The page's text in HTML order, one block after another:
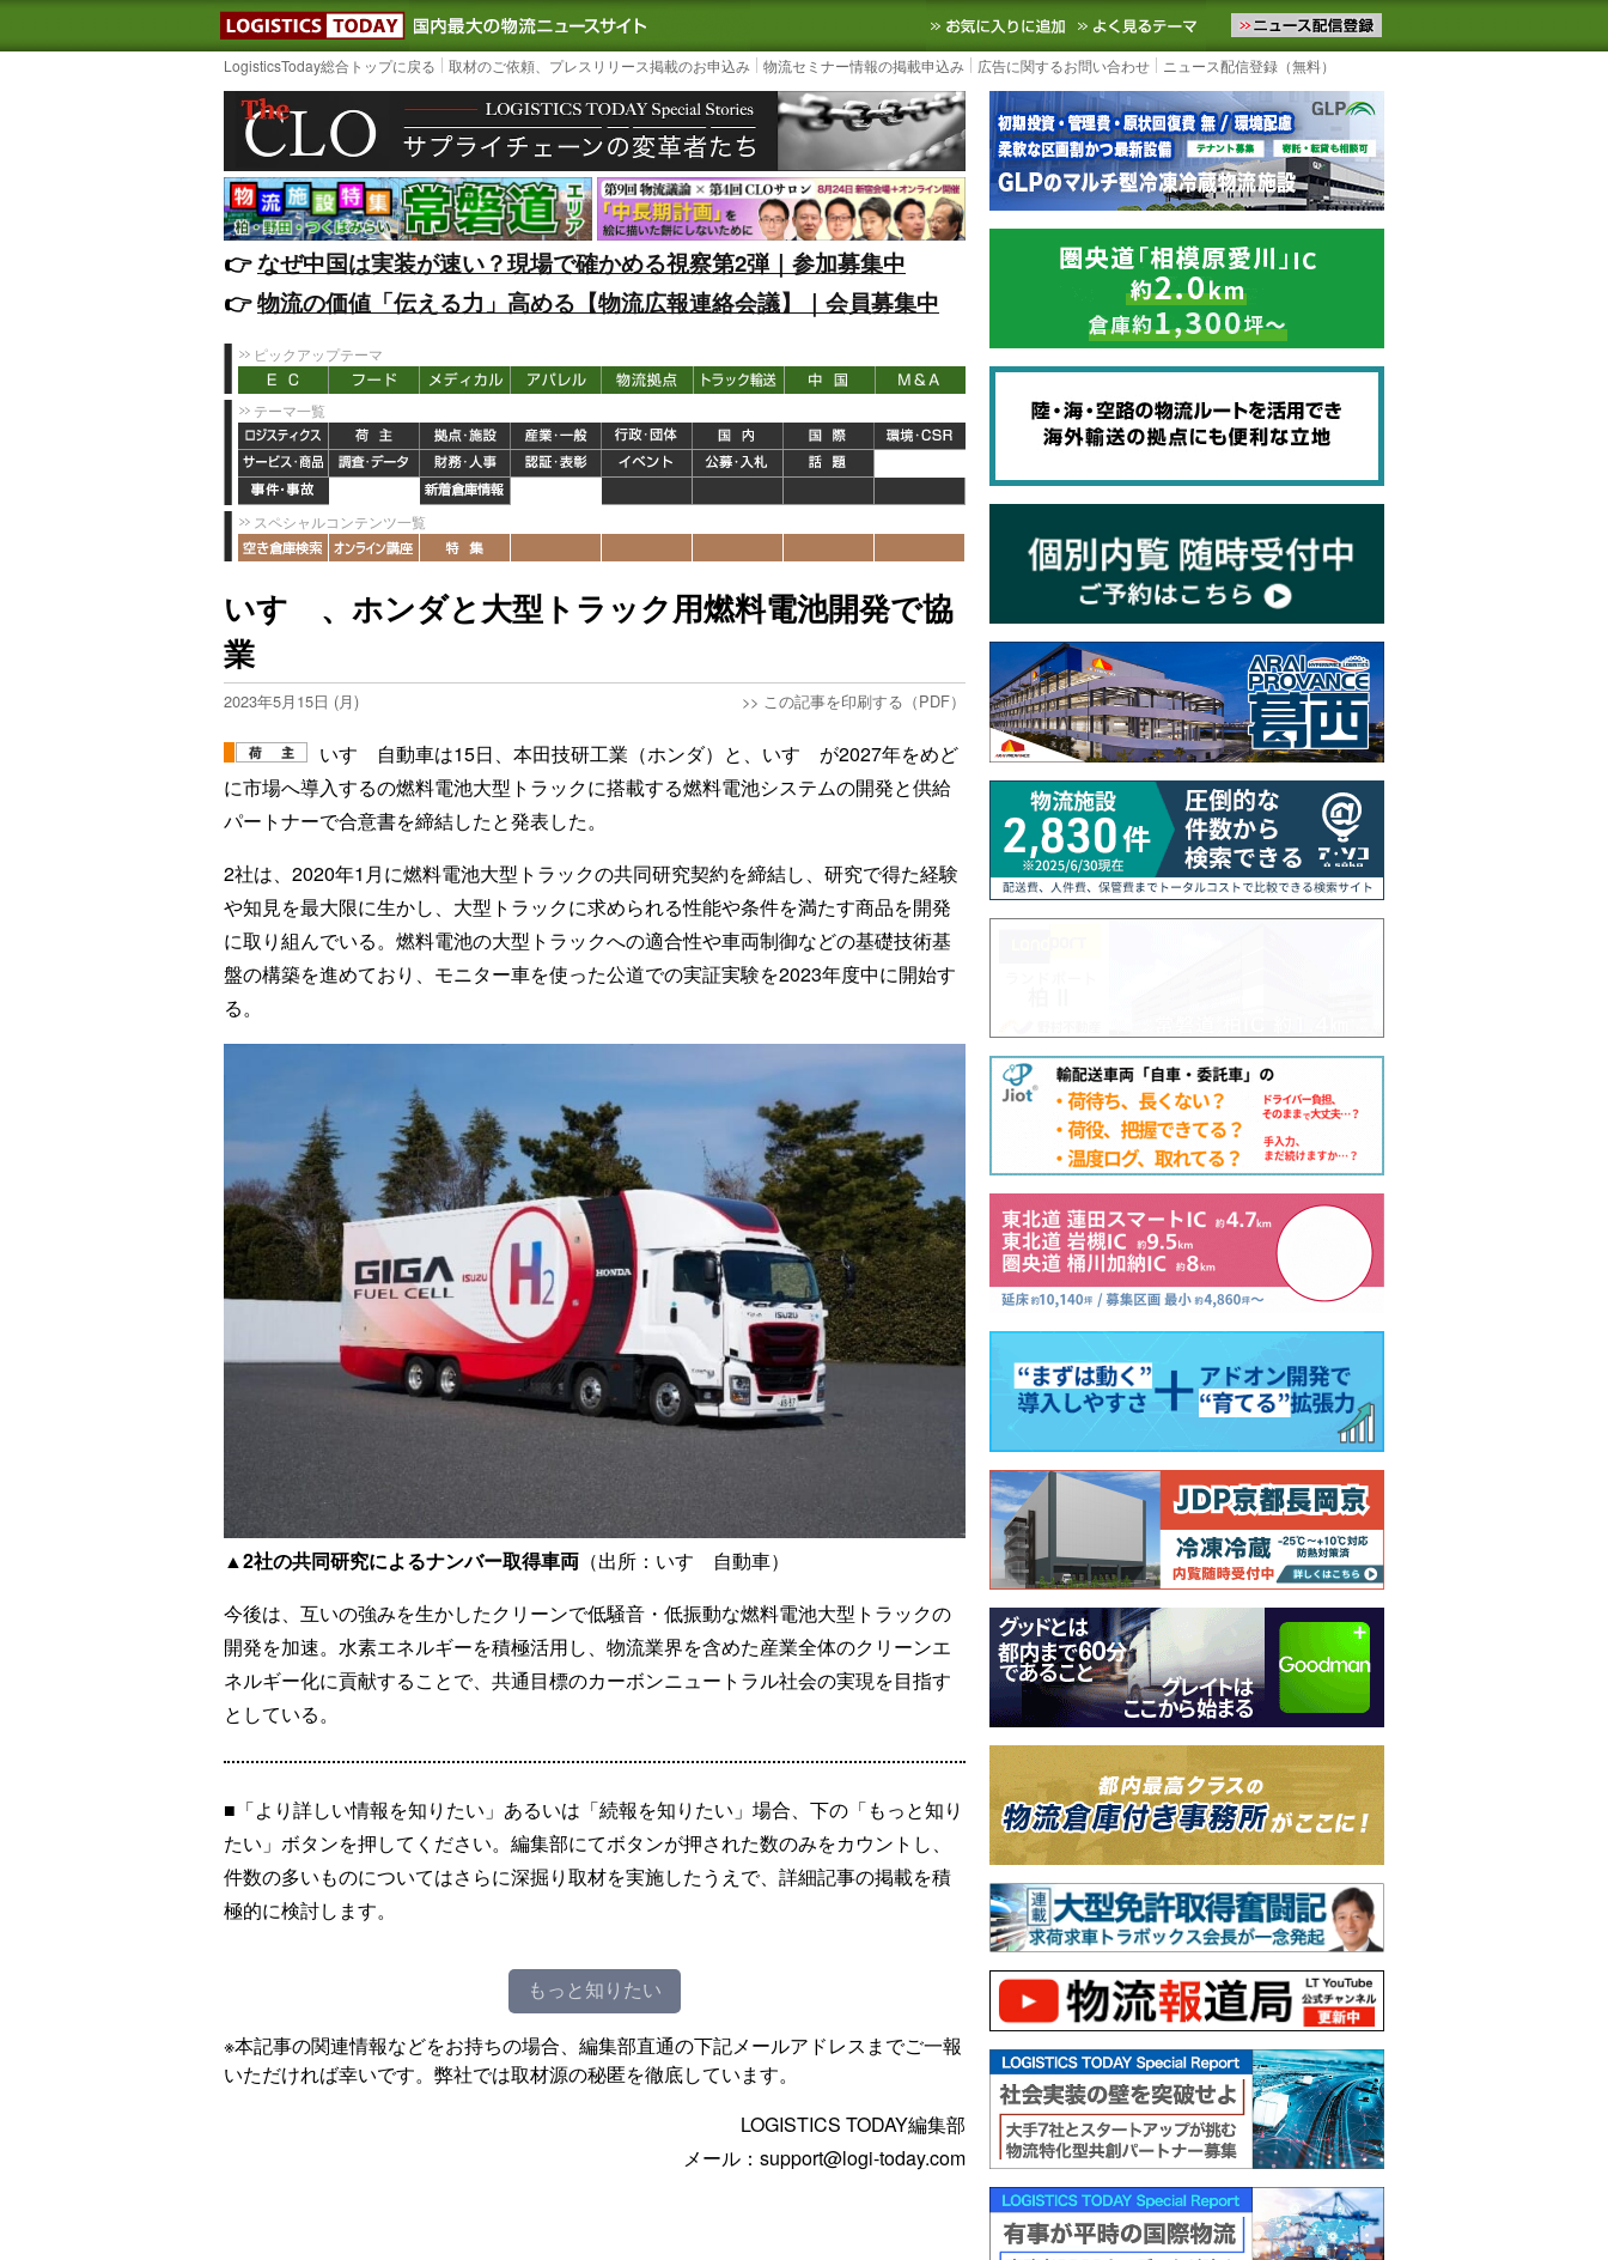
LOGISTICS TODAY｜国内最大の物流ニュースサイト3PL, SCMなど国内外の最新の物流ニュースをお届けします。物流ニュースメール配信を登録す
お気に入りに追加 よく見るテーマ
LogisticsToday総合トップに戻る 取材のご依頼、プレスリリース掲載のお申込み 物流セミナー情報の掲載申込み 広告に関するお問い合わせ ニュース配信登録（無料）
👉️なぜ中国は実装が速い？現場で確かめる視察第2弾｜参加募集中
👉️物流の価値「伝える力」高める【物流広報連絡会議】｜会員募集中
ピックアップテーマ
テーマ一覧
スペシャルコンテンツ一覧
いすゞ、ホンダと大型トラック用燃料電池開発で協
業
2023年5月15日 (月) >> この記事を印刷する（PDF）
いすゞ自動車は15日、本田技研工業（ホンダ）と、いすゞが2027年をめど
に市場へ導入するの燃料電池大型トラックに搭載する燃料電池システムの開発と供給
パートナーで合意書を締結したと発表した。
2社は、2020年1月に燃料電池大型トラックの共同研究契約を締結し、研究で得た経験
や知見を最大限に生かし、大型トラックに求められる性能や条件を満たす商品を開発
に取り組んでいる。燃料電池の大型トラックへの適合性や車両制御などの基礎技術基
盤の構築を進めており、モニター車を使った公道での実証実験を2023年度中に開始す
る。
▲2社の共同研究によるナンバー取得車両 （出所：いすゞ自動車）
今後は、互いの強みを生かしたクリーンで低騒音・低振動な燃料電池大型トラックの
開発を加速。水素エネルギーを積極活用し、物流業界を含めた産業全体のクリーンエ
ネルギー化に貢献することで、共通目標のカーボンニュートラル社会の実現を目指す
としている。
■「より詳しい情報を知りたい」あるいは「続報を知りたい」場合、下の「もっと知り
たい」ボタンを押してください。編集部にてボタンが押された数のみをカウントし、
件数の多いものについてはさらに深掘り取材を実施したうえで、詳細記事の掲載を積
極的に検討します。
もっと知りたい
※本記事の関連情報などをお持ちの場合、編集部直通の下記メールアドレスまでご一報
いただければ幸いです。弊社では取材源の秘匿を徹底しています。
LOGISTICS TODAY編集部
メール：support@logi-today.com